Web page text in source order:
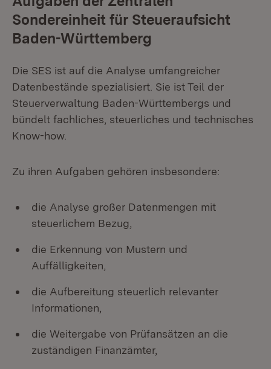
Sondereinheit für Steueraufsicht
Baden-Württemberg
Die SES ist auf die Analyse umfangreicher
Datenbestände spezialisiert. Sie ist Teil der
Steuerverwaltung Baden-Württembergs und
bündelt fachliches, steuerliches und technisches
Know-how.
Zu ihren Aufgaben gehören insbesondere:
die Analyse großer Datenmengen mit
steuerlichem Bezug,
die Erkennung von Mustern und
Auffälligkeiten,
die Aufbereitung steuerlich relevanter
Informationen,
die Weitergabe von Prüfansätzen an die
zuständigen Finanzämter,